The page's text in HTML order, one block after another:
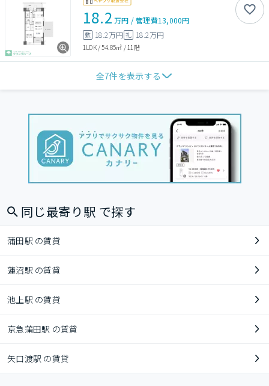
18.2 万円 /管理費13,000円
敷 18.2万円 礼 18.2万円
1LDK/54.85㎡ /11階
全7件を表示する
同じ最寄り駅 で探す
蒲田駅 の賃貸
蓮沼駅 の賃貸
池上駅 の賃貸
京急蒲田駅 の賃貸
矢口渡駅 の賃貸